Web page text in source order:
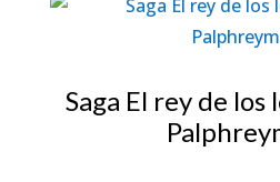
Saga El rey de los